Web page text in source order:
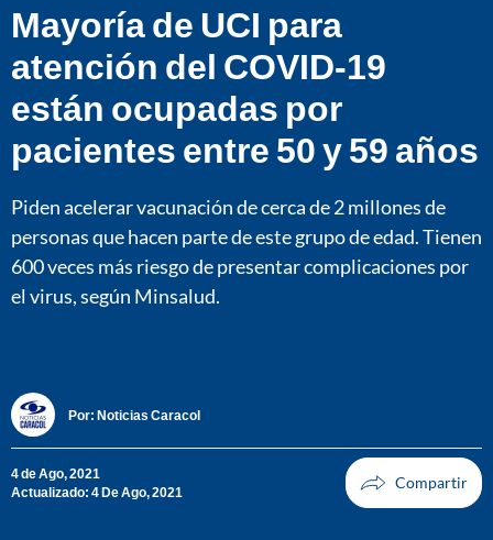
Mayoría de UCI para
atención del COVID-19
están ocupadas por
pacientes entre 50 y 59 años
Piden acelerar vacunación de cerca de 2 millones de
personas que hacen parte de este grupo de edad. Tienen
600 veces más riesgo de presentar complicaciones por
el virus, según Minsalud.
Por: Noticias Caracol
4 de Ago, 2021
Actualizado: 4 De Ago, 2021